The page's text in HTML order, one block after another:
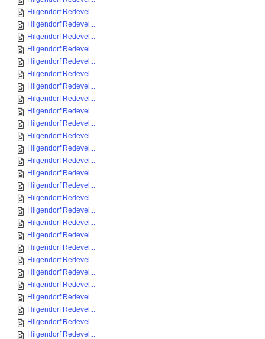
Hilgendorf Redevel...
Hilgendorf Redevel...
Hilgendorf Redevel...
Hilgendorf Redevel...
Hilgendorf Redevel...
Hilgendorf Redevel...
Hilgendorf Redevel...
Hilgendorf Redevel...
Hilgendorf Redevel...
Hilgendorf Redevel...
Hilgendorf Redevel...
Hilgendorf Redevel...
Hilgendorf Redevel...
Hilgendorf Redevel...
Hilgendorf Redevel...
Hilgendorf Redevel...
Hilgendorf Redevel...
Hilgendorf Redevel...
Hilgendorf Redevel...
Hilgendorf Redevel...
Hilgendorf Redevel...
Hilgendorf Redevel...
Hilgendorf Redevel...
Hilgendorf Redevel...
Hilgendorf Redevel...
Hilgendorf Redevel...
Hilgendorf Redevel...